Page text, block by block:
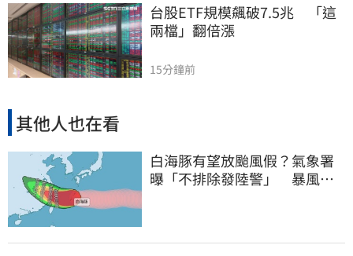
台股ETF規模飆破7.5兆　「這
兩檔」翻倍漲
15分鐘前
其他人也在看
白海豚有望放颱風假？氣象署
曝「不排除發陸警」 暴風圈